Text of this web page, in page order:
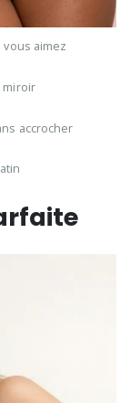
vous aimez
miroir
accrocher